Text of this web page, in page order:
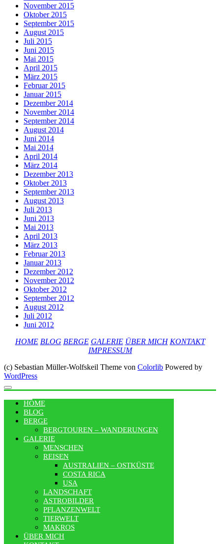
November 2015
Oktober 2015
September 2015
August 2015
Juli 2015
Juni 2015
Mai 2015
April 2015
März 2015
Februar 2015
Januar 2015
Dezember 2014
November 2014
September 2014
August 2014
Juni 2014
Mai 2014
April 2014
März 2014
Dezember 2013
Oktober 2013
September 2013
August 2013
Juli 2013
Juni 2013
Mai 2013
April 2013
März 2013
Februar 2013
Januar 2013
Dezember 2012
November 2012
Oktober 2012
September 2012
August 2012
Juli 2012
Juni 2012
HOME BLOG BERGE GALERIE ÜBER MICH KONTAKT
IMPRESSUM
(c) Sebastian Müller-Wolfskeil Theme von Colorlib Powered by
WordPress
HOME
BLOG
BERGE
BERGTOUREN – WANDERUNGEN
GALERIE
MENSCHEN
REISEN
AUSTRALIEN – OSTKÜSTE
COSTA RICA
USA
LANDSCHAFT
ASTROBILDER
PFLANZENWELT
TIERWELT
MAKROS
ÜBER MICH